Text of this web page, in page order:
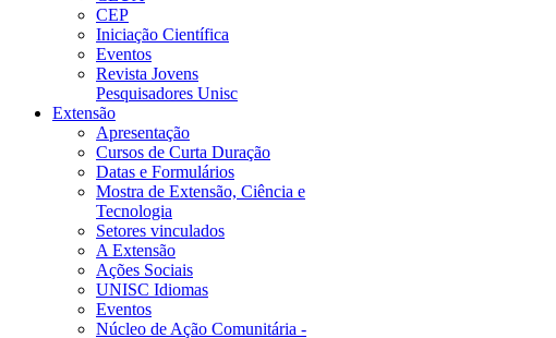
CEP
Iniciação Científica
Eventos
Revista Jovens
Pesquisadores Unisc
Extensão
Apresentação
Cursos de Curta Duração
Datas e Formulários
Mostra de Extensão, Ciência e
Tecnologia
Setores vinculados
A Extensão
Ações Sociais
UNISC Idiomas
Eventos
Núcleo de Ação Comunitária -